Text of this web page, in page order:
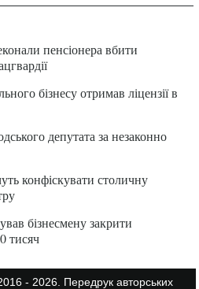
пенсіонера вбити
бізнесу отримав ліцензії в
депутата за незаконно
конфіскувати столичну
бізнесмену закрити
тисяч
- 2026. Передрук авторських